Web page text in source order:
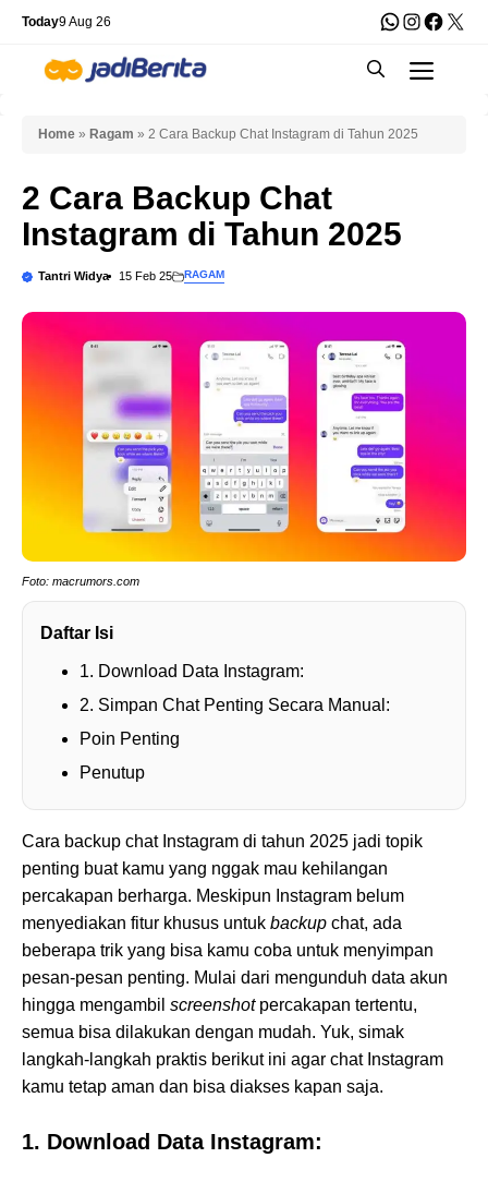
Skip
content
Today9 Aug 26 WhatsApp
X
Home » Ragam » 2 Cara Backup Chat Instagram di Tahun 2025
2 Cara Backup Chat
Instagram di Tahun 2025
Tantri Widya 15 Feb 25 RAGAM
Foto: macrumors.com
Daftar Isi
1. Download Data Instagram:
2. Simpan Chat Penting Secara Manual:
Poin Penting
Penutup
Cara backup chat Instagram di tahun 2025 jadi topik
penting buat kamu yang nggak mau kehilangan
percakapan berharga. Meskipun Instagram belum
menyediakan fitur khusus untuk backup chat, ada
beberapa trik yang bisa kamu coba untuk menyimpan
pesan-pesan penting. Mulai dari mengunduh data akun
hingga mengambil screenshotpercakapan tertentu,
semua bisa dilakukan dengan mudah. Yuk, simak
langkah-langkah praktis berikut ini agar chat Instagram
kamu tetap aman dan bisa diakses kapan saja.
1. Download Data Instagram: